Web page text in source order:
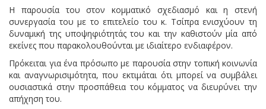
Η παρουσία του στον κομματικό σχεδιασμό και η στενή
συνεργασία του με το επιτελείο του κ. Τσίπρα ενισχύουν τη
δυναμική της υποψηφιότητάς του και την καθιστούν μία από
εκείνες που παρακολουθούνται με ιδιαίτερο ενδιαφέρον.
Πρόκειται για ένα πρόσωπο με παρουσία στην τοπική κοινωνία
και αναγνωρισιμότητα, που εκτιμάται ότι μπορεί να συμβάλει
ουσιαστικά στην προσπάθεια του κόμματος να διευρύνει την
απήχηση του.